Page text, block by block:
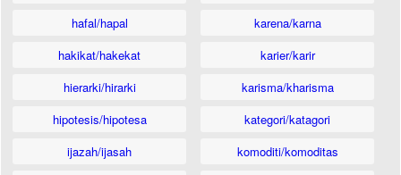
hafal/hapal
hakikat/hakekat
hierarki/hirarki
hipotesis/hipotesa
ijazah/ijasah
karena/karna
karier/karir
karisma/kharisma
kategori/katagori
komoditi/komoditas